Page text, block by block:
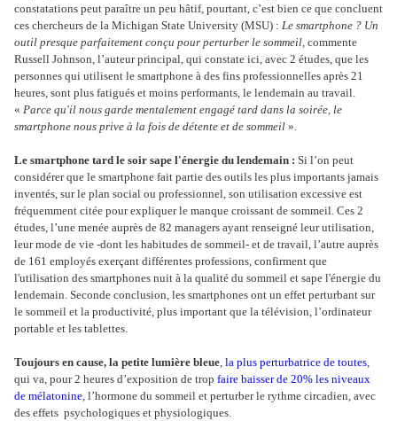
constatations peut paraître un peu hâtif, pourtant, c’est bien ce que concluent
ces chercheurs de la Michigan State University (MSU) : Le smartphone ? Un
outil presque parfaitement conçu pour perturber le sommeil, commente
Russell Johnson, l’auteur principal, qui constate ici, avec 2 études, que les
personnes qui utilisent le smartphone à des fins professionnelles après 21
heures, sont plus fatigués et moins performants, le lendemain au travail.
« Parce qu'il nous garde mentalement engagé tard dans la soirée, le
smartphone nous prive à la fois de détente et de sommeil ».
Le smartphone tard le soir sape l'énergie du lendemain : Si l’on peut
considérer que le smartphone fait partie des outils les plus importants jamais
inventés, sur le plan social ou professionnel, son utilisation excessive est
fréquemment citée pour expliquer le manque croissant de sommeil. Ces 2
études, l’une menée auprès de 82 managers ayant renseigné leur utilisation,
leur mode de vie -dont les habitudes de sommeil- et de travail, l’autre auprès
de 161 employés exerçant différentes professions, confirment que
l'utilisation des smartphones nuit à la qualité du sommeil et sape l'énergie du
lendemain. Seconde conclusion, les smartphones ont un effet perturbant sur
le sommeil et la productivité, plus important que la télévision, l’ordinateur
portable et les tablettes.
Toujours en cause, la petite lumière bleue la plus perturbatrice de toutes
qui va, pour 2 heures d’exposition de trop faire baisser de 20% les niveaux
de mélatonine , l’hormone du sommeil et perturber le rythme circadien, avec
des effets psychologiques et physiologiques.